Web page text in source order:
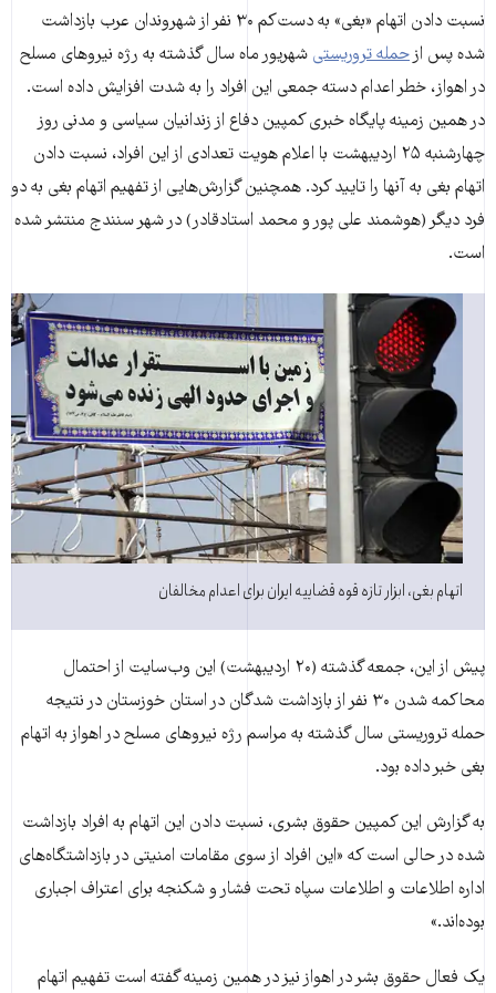
نسبت دادن اتهام «بغی» به دست‌کم ۳۰ نفر از شهروندان عرب بازداشت
شده پس ازحمله تروریستی شهریور ماه سال گذشته به رژه نیروهای مسلح
در اهواز، خطر اعدام دسته ‌جمعی این افراد را به شدت افزایش داده است.
در همین زمینه پایگاه خبری کمپین دفاع از زندانیان سیاسی و مدنی روز
چهارشنبه ۲۵ اردیبهشت با اعلام هویت تعدادی از این افراد، نسبت دادن
اتهام بغی به آنها را تایید کرد. همچنین گزارش‌هایی از تفهیم اتهام بغی به دو
فرد دیگر (هوشمند علی پور و محمد استادقادر) در شهر سنندج منتشر شده
است.
اتهام بغی، ابزار تازه قوه قضاییه ایران برای اعدام مخالفان
پیش از این، جمعه گذشته (۲۰ اردیبهشت) این وب‌سایت از احتمال
محاکمه شدن ۳۰ نفر از بازداشت شدگان در استان خوزستان در نتیجه
حمله تروریستی سال گذشته به مراسم رژه نیروهای مسلح در اهواز به اتهام
بغی خبر داده بود.
به گزارش این کمپین حقوق بشری، نسبت دادن این اتهام به افراد بازداشت
شده در حالی است که «این افراد از سوی مقامات امنیتی در بازداشتگاه‌های
اداره اطلاعات و اطلاعات سپاه تحت فشار و شکنجه برای اعتراف اجباری
بوده‌اند.»
یک فعال حقوق بشر در اهواز نیز در همین زمینه گفته است تفهیم اتهام